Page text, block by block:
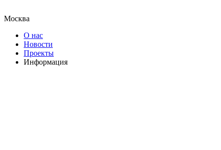
Москва
О нас
Новости
Проекты
Информация